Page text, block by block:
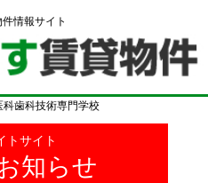
情報サイト
科歯科技術専門学校
トサイト
知らせ